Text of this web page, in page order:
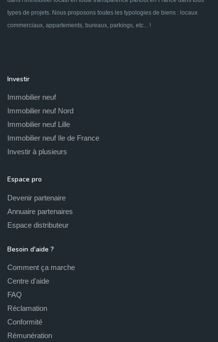
types de projets. Nous proposons toutes les typologies de biens : locaux
commerciaux, appartements, bureaux, parkings, etc... !
Investir
Immobilier neuf
Immobilier neuf Nord
Immobilier neuf Lille
Immobilier neuf Ile de France
Investir à plusieurs
Espace pro
Devenir partenaire
Annuaire partenaires
Espace distributeur
Besoin d'aide ?
Comment ça marche
Centre d'aide
FAQ
Réclamation
Conformité
Rémunération